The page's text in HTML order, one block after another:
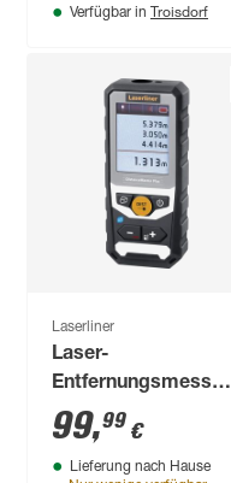
Verfügbar in Troisdorf
Laserliner
Laser-
Entfernungsmesser
'DistanceMaster
Plus 80' mit Tasche
99,99 €
Lieferung nach Hause